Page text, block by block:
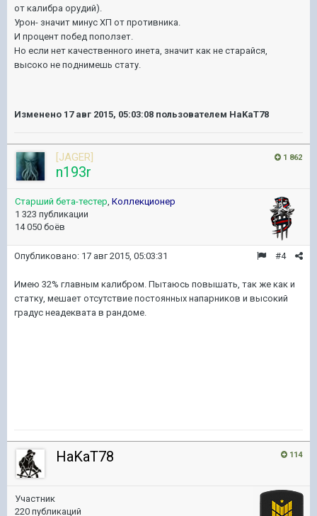
от калибра орудий).
Урон- значит минус ХП от противника.
И процент побед поползет.
Но если нет качественного инета, значит как не старайся,
высоко не поднимешь стату.
Изменено 17 авг 2015, 05:03:08 пользователем HaKaT78
1 862
[JAGER]
n193r
Старший бета-тестер Коллекционер
1 323 публикации
14 050 боёв
#4
Опубликовано: 17 авг 2015, 05:03:31
Имею 32% главным калибром. Пытаюсь повышать, так же как и
статку, мешает отсутствие постоянных напарников и высокий
градус неадеквата в рандоме.
114
HaKaT78
Участник
220 публикаций